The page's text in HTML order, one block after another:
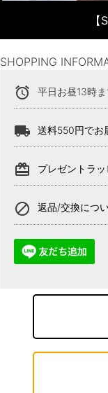
SHOPPING
alarm 平日お昼13時
local_shipping 送料550円でお
card_giftcard プレゼントラ
block 返品/交換につ